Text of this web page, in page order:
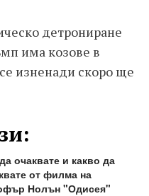
детрониране
има козове в
изненади скоро ще
очаквате и какво да
от филма на
Нолън "Одисея"